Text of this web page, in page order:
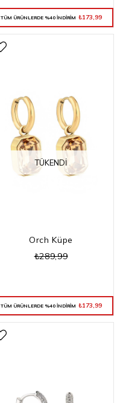
TÜM ÜRÜNLERDE %40 İNDİRİM ₺173,99
TÜKENDI
Orch Küpe
₺289,99
TÜM ÜRÜNLERDE %40 İNDİRİM ₺173,99